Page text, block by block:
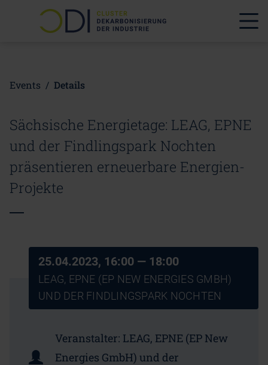
Events / Details
Sächsische Energietage: LEAG, EPNE
und der Findlingspark Nochten
präsentieren erneuerbare Energien-
Projekte
25.04.2023, 16:00 — 18:00
LEAG, EPNE (EP NEW ENERGIES GMBH)
UND DER FINDLINGSPARK NOCHTEN
Veranstalter: LEAG, EPNE (EP New
Energies GmbH) und der